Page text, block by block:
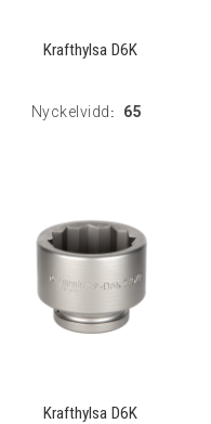
Krafthylsa D6K
Nyckelvidd : 65
Krafthylsa D6K